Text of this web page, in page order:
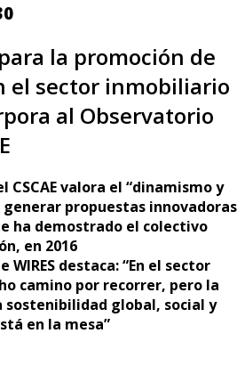
la promoción de
el sector inmobiliario
al Observatorio
CSCAE valora el “dinamismo y
generar propuestas innovadoras
ha demostrado el colectivo
en 2016
WIRES destaca: “En el sector
camino por recorrer, pero la
sostenibilidad global, social y
en la mesa”